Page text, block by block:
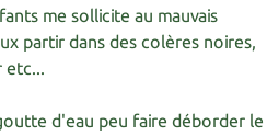
me sollicite au mauvais
partir dans des colères noires,
etc...
d'eau peu faire déborder le